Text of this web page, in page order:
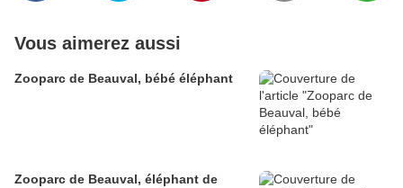
Vous aimerez aussi
Zooparc de Beauval, bébé éléphant
Zooparc de Beauval, éléphant de